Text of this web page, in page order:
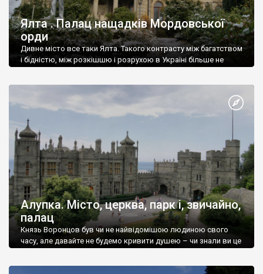
Ялта . Палац нащадків Мордовської
орди
Дивне місто все таки Ялта. Такого контрасту між багатством
і бідністю, між розкішшю і розрухою в Україні більше не
Алупка. Місто, церква, парк і, звичайно,
палац
Князь Воронцов був чи не найвідомішою людиною свого
часу, але давайте не будемо кривити душею – чи знали ви це